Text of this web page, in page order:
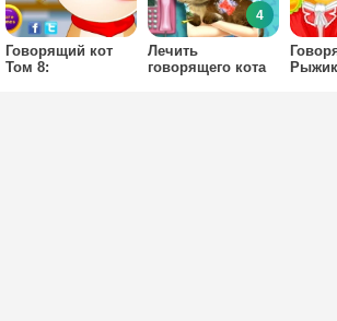
Говорящий кот
Том 8:
Лечить
говорящего кота
4